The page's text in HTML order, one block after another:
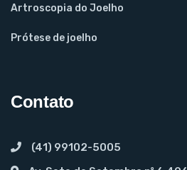
Artroscopia do Joelho
Prótese de joelho
Contato
(41) 99102-5005